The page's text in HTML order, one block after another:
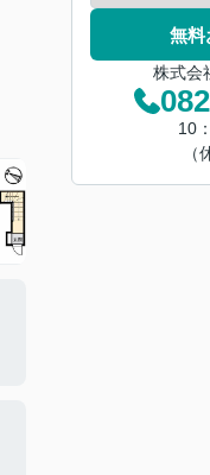
無料
株式会
10
（